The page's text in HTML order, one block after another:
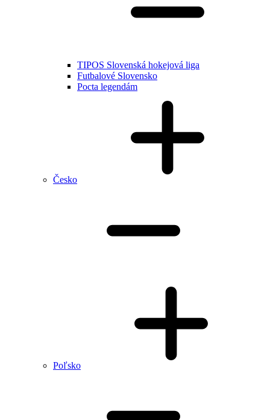
TIPOS Slovenská hokejová liga
Futbalové Slovensko
Pocta legendám
Česko
Poľsko